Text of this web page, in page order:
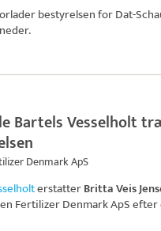
bestyrelsen forDat-
Bartels Vesselholt
Denmark ApS
erstatterBritta Veis
Fertilizer Denmark ApSefter